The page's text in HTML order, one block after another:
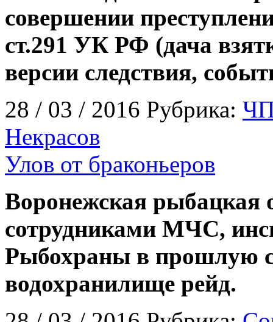
совершении
ст.291 УК РФ (дача
версии следствия,
28 / 03 / 2016 Рубрика:
Некрасов
Улов от браконьеров
Воронежская рыбацкая
сотрудниками МЧС,
Рыбохраны в прошлую
водохранилище рейд.